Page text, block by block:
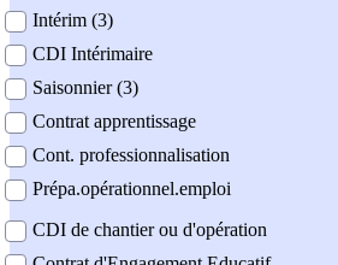
Intérim (3)
CDI Intérimaire
Saisonnier (3)
Contrat apprentissage
Cont. professionnalisation
Prépa.opérationnel.emploi
CDI de chantier ou d'opération